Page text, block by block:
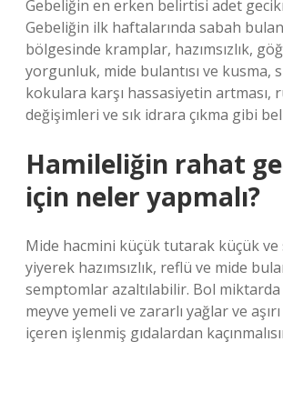
Gebeliğin en erken belirtisi adet
Gebeliğin ilk haftalarında sabah
bölgesinde kramplar, hazımsızlık,
yorgunluk, mide bulantısı ve kusma,
kokulara karşı hassasiyetin artması,
değişimleri ve sık idrara çıkma gibi
Hamileliğin rahat
için neler yapmalı?
Mide hacmini küçük tutarak küçük ve
yiyerek hazımsızlık, reflü ve mide
semptomlar azaltılabilir. Bol miktarda
meyve yemeli ve zararlı yağlar ve
içeren işlenmiş gıdalardan